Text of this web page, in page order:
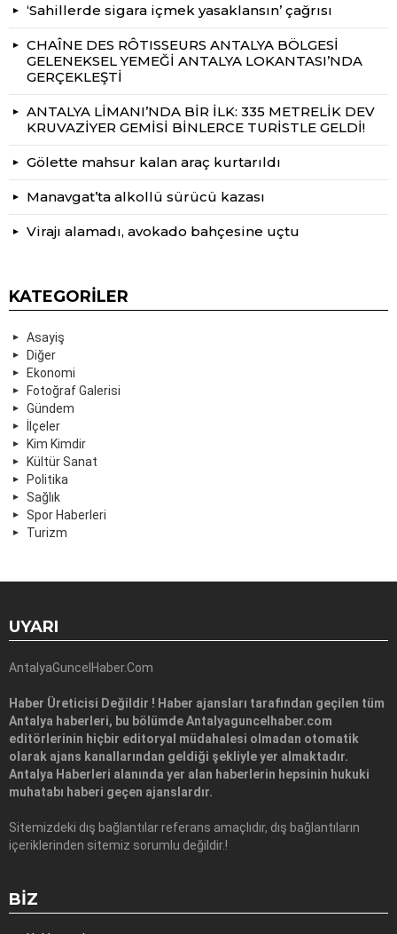
‘Sahillerde sigara içmek yasaklansın’ çağrısı
CHAÎNE DES RÔTISSEURS ANTALYA BÖLGESİ
GELENEKSEL YEMEĞİ ANTALYA LOKANTASI’NDA
GERÇEKLEŞTİ
ANTALYA LİMANI’NDA BİR İLK: 335 METRELİK DEV
KRUVAZİYER GEMİSİ BİNLERCE TURİSTLE GELDİ!
Gölette mahsur kalan araç kurtarıldı
Manavgat’ta alkollü sürücü kazası
Virajı alamadı, avokado bahçesine uçtu
KATEGORILER
Asayiş
Diğer
Ekonomi
Fotoğraf Galerisi
Gündem
İlçeler
Kim Kimdir
Kültür Sanat
Politika
Sağlık
Spor Haberleri
Turizm
UYARI
AntalyaGuncelHaber.Com
Haber Üreticisi Değildir ! Haber ajansları tarafından geçilen tüm
Antalya haberleri, bu bölümde Antalyaguncelhaber.com
editörlerinin hiçbir editoryal müdahalesi olmadan otomatik
olarak ajans kanallarından geldiği şekliyle yer almaktadır.
Antalya Haberleri alanında yer alan haberlerin hepsinin hukuki
muhatabı haberi geçen ajanslardır.
Sitemizdeki dış bağlantılar referans amaçlıdır, dış bağlantıların
içeriklerinden sitemiz sorumlu değildir.!
BIZ